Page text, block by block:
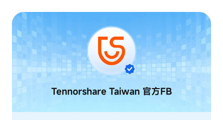
Tennorshare Taiwan 官方FB